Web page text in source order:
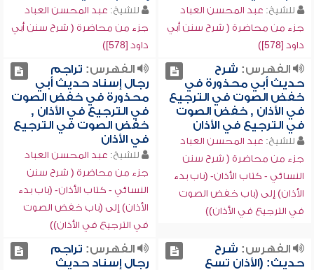
للشيخ: عبد المحسن العباد
جزء من محاضرة ( شرح سنن أبي
داود [578])
للشيخ: عبد المحسن العباد
جزء من محاضرة ( شرح سنن أبي
داود [578])
الفهرس: شرح
حديث أبي محذورة في
خفض الصوت في الترجيع
في الأذان , خفض الصوت
في الترجيع في الأذان
للشيخ: عبد المحسن العباد
جزء من محاضرة ( شرح سنن
النسائي - كتاب الأذان- (باب بدء
الأذان) إلى (باب خفض الصوت
في الترجيع في الأذان))
الفهرس: تراجم
رجال إسناد حديث أبي
محذورة في خفض الصوت
في الترجيع في الأذان ,
خفض الصوت في الترجيع
في الأذان
للشيخ: عبد المحسن العباد
جزء من محاضرة ( شرح سنن
النسائي - كتاب الأذان- (باب بدء
الأذان) إلى (باب خفض الصوت
في الترجيع في الأذان))
الفهرس: شرح
حديث: (الأذان تسع
الفهرس: تراجم
رجال إسناد حديث